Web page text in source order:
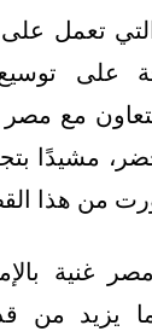
التي تعمل
على
التعاون مع
مشيدًا
من هذا
غنية
ما يزيد من